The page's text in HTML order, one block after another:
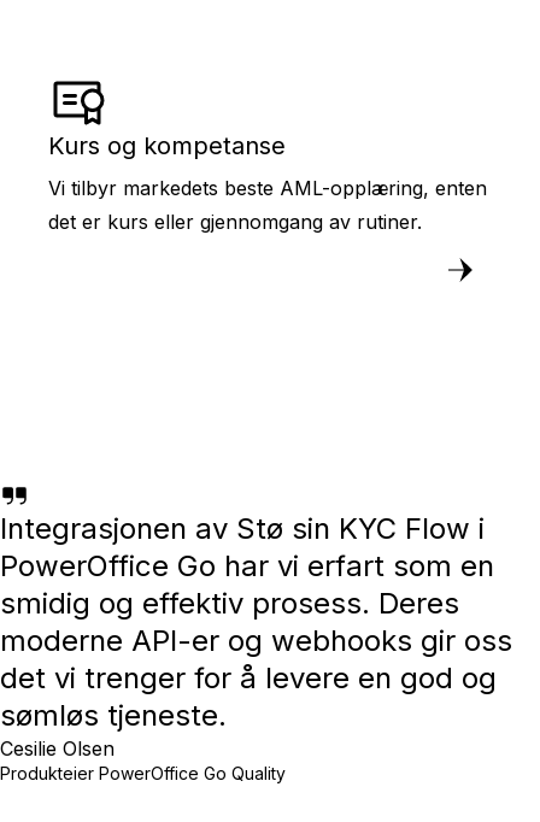
Kurs og kompetanse
Vi tilbyr markedets beste AML-opplæring, enten
det er kurs eller gjennomgang av rutiner.
Integrasjonen av Stø sin KYC Flow i
PowerOffice Go har vi erfart som en
smidig og effektiv prosess. Deres
moderne API-er og webhooks gir oss
det vi trenger for å levere en god og
sømløs tjeneste.
Cesilie Olsen
Produkteier PowerOffice Go Quality